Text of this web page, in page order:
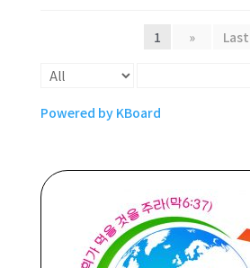
1 » Last
Powered by KBoard